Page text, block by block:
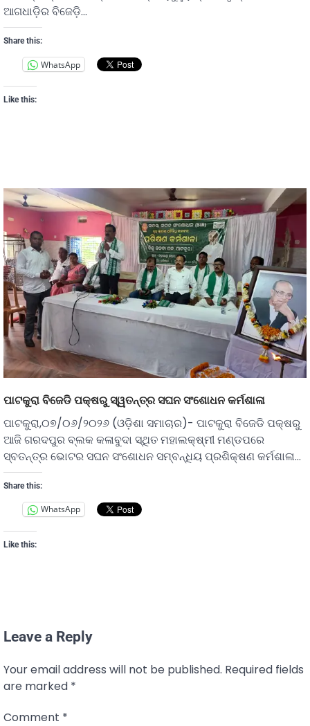
ଆଗଧାଡି଼ର ବିଜେଡ଼ି…
Share this:
WhatsApp
Like this:
ପାଟକୁରା ବିଜେଡି ପକ୍ଷରୁ ସ୍ୱତନ୍ତ୍ର ସଘନ ସଂଶୋଧନ କର୍ମଶାଳା
ପାଟକୁରା,୦୭/୦୬/୨୦୨୬ (ଓଡ଼ିଶା ସମାଚାର)- ପାଟକୁରା ବିଜେଡି ପକ୍ଷରୁ
ଆଜି ଗରଦପୁର ବ୍ଲକ କଳାବୁଦା ସ୍ଥିତ ମହାଲକ୍ଷ୍ମୀ ମଣ୍ଡପରେ
ସ୍ବତନ୍ତ୍ର ଭୋଟର ସଘନ ସଂଶୋଧନ ସମ୍ବନ୍ଧିୟ ପ୍ରଶିକ୍ଷଣ କର୍ମଶାଳା…
Share this:
WhatsApp
Like this:
Leave a Reply
Your email address will not be published. Required fields
are marked *
Comment *